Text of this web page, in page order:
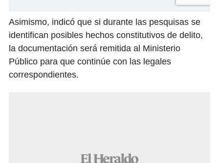
Asimismo, indicó que si durante las pesquisas se
identifican posibles hechos constitutivos de delito,
la documentación será remitida al Ministerio
Público para que continúe con las legales
correspondientes.